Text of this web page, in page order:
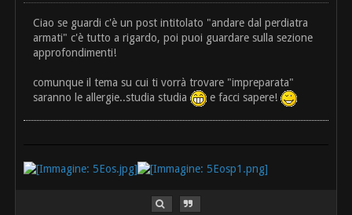
Ciao se guardi c'è un post intitolato "andare dal perdiatra
armati" c'è tutto a rigardo, poi puoi guardare sulla sezione
approfondimenti!
comunque il tema su cui ti vorrà trovare "impreparata"
saranno le allergie..studia studia
e facci sapere!